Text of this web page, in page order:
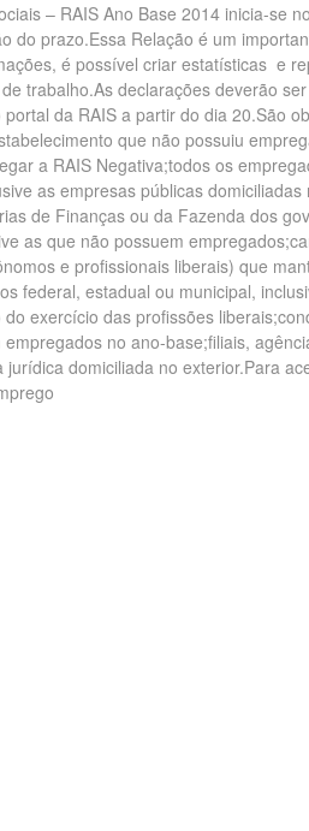
– RAIS Ano Base 2014 inicia-se
prazo.Essa Relação é um
é possível criar estatísticas e
trabalho.As declarações deverão
da RAIS a partir do dia 20.São
que não possuiu
a RAIS Negativa;todos os
as empresas públicas
de Finanças ou da Fazenda dos
as que não possuem
e profissionais liberais) que
federal, estadual ou municipal,
exercício das profissões
no ano-base;filiais,
domiciliada no exterior.Para